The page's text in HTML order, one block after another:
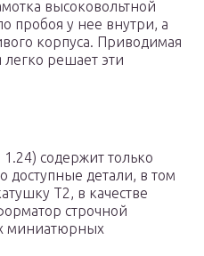
высоковольтной
пробоя у нее внутри, а
корпуса. Приводимая
решает эти
содержит только
детали, в том
Т2, в качестве
строчной
миниатюрных